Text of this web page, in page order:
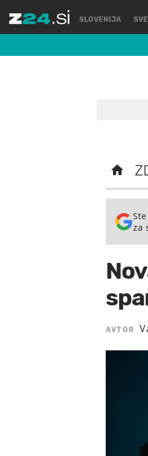
SLOVENIJA
za
AVTOR